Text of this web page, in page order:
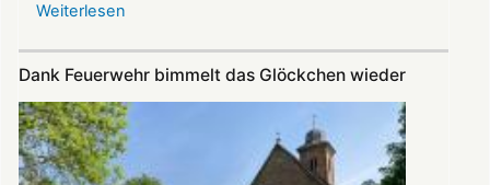
Weiterlesen
in
den
Schlaf
Dank Feuerwehr bimmelt das Glöckchen wieder